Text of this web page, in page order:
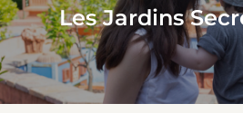
Les Jardins